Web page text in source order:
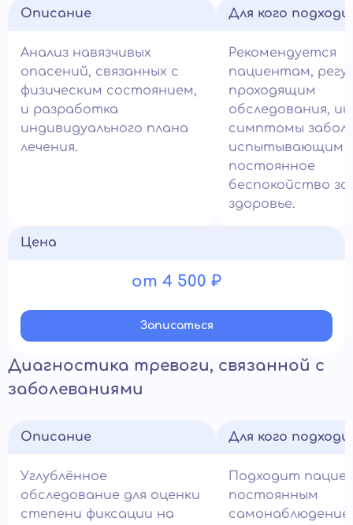
Описание
Анализ навязчивых
опасений, связанных с
физическим состоянием,
и разработка
индивидуального плана
лечения.
Для кого
Рекомендуется
пациентам,
проходящим
обследования,
симптомы
испытывающим
постоянное
беспокойство за
здоровье.
Цена
от 4 500 ₽
Записатьcя
Диагностика тревоги, связанной с
заболеваниями
Описание
Углублённое
обследование для оценки
степени фиксации на
Для кого
Подходит
постоянным